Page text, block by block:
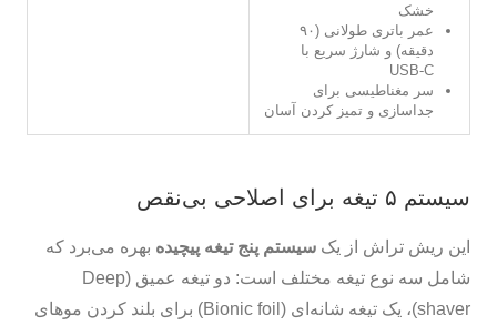
خشک
عمر باتری طولانی (۹۰
دقیقه) و شارژ سریع با
USB-C
سر مغناطیسی برای
جداسازی و تمیز کردن آسان
سیستم ۵ تیغه برای اصلاحی بی‌نقص
این ریش تراش از یک سیستم پنج تیغه پیچیده بهره می‌برد که
شامل سه نوع تیغه مختلف است: دو تیغه عمیق (Deep
shaver)، یک تیغه شانه‌ای (Bionic foil) برای بلند کردن موهای